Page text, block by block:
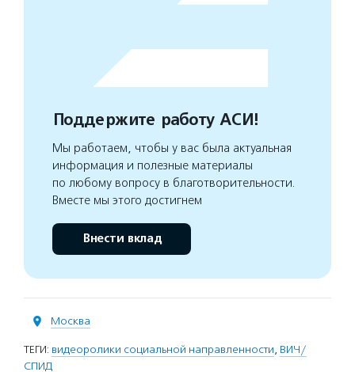
Поддержите работу АСИ!
Мы работаем, чтобы у вас была актуальная
информация и полезные материалы
по любому вопросу в благотворительности.
Вместе мы этого достигнем
Внести вклад
Москва
ТЕГИ: видеоролики социальной направленности, ВИЧ/
СПИД